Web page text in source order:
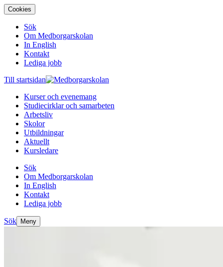
Cookies
Sök
Om Medborgarskolan
In English
Kontakt
Lediga jobb
Till startsidan
Kurser och evenemang
Studiecirklar och samarbeten
Arbetsliv
Skolor
Utbildningar
Aktuellt
Kursledare
Sök
Om Medborgarskolan
In English
Kontakt
Lediga jobb
Sök Meny